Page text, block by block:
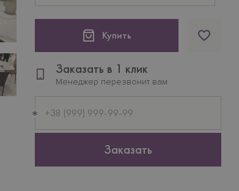
Купить
Заказать в 1 клик
Менеджер перезвонит вам
телефон
Заказать